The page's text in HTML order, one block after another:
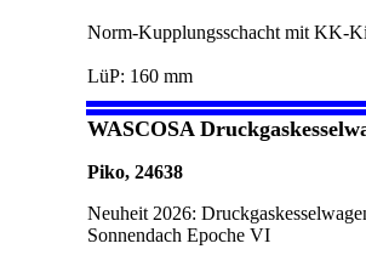
Norm-Kupplungsschacht mit KK-
LüP: 160 mm
WASCOSA
Piko, 24638
Neuheit 2026:
Sonnendach Epoche VI